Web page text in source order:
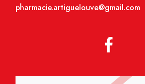
pharmacie.artiguelouve@gmail.com